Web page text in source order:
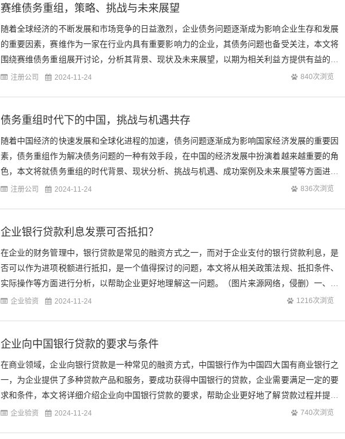
赛维债务重组，策略、挑战与未来展望
随着全球经济的不断发展和市场竞争的日益激烈，企业债务问题逐渐成为影响企业生存和发展
的重要因素，赛维作为一家在行业内具有重要影响力的企业，其债务问题也备受关注，本文将
围绕赛维债务重组展开讨论，分析其背景、现状及未来展望，以期为相关利益方提供有益的参
考。（图片来源网络，侵删）赛维债务重组背景赛维是一家在...
注册公司 2024-11-24 840次浏览
债务重组时代下的中国，挑战与机遇共存
随着中国经济的快速发展和全球化进程的加速，债务问题逐渐成为影响国家经济发展的重要因
素，债务重组作为解决债务问题的一种有效手段，在中国的经济发展中扮演着越来越重要的角
色，本文将就债务重组的时代背景、现状分析、挑战与机遇、成功案例及未来展望等方面进行
探讨。（图片来源网络，侵删）债务重组的时代背景近年来，...
注册公司 2024-11-24 836次浏览
企业银行贷款利息发票可否抵扣？
在企业的财务管理中，银行贷款是常见的融资方式之一，而对于企业支付的银行贷款利息，是
否可以作为进项税额进行抵扣，是一个值得探讨的问题，本文将从相关政策法规、抵扣条件、
实际操作等方面进行分析，以帮助企业更好地理解这一问题。（图片来源网络，侵删）一、政
策法规依据根据《中华人民共和国增值税暂行条例》（国务院...
企业验资 2024-11-24 1216次浏览
企业向中国银行贷款的要求与条件
在商业领域，企业向银行贷款是一种常见的融资方式，中国银行作为中国四大国有商业银行之
一，为企业提供了多种贷款产品和服务，要成功获得中国银行的贷款，企业需要满足一定的要
求和条件，本文将详细介绍企业向中国银行贷款的要求，帮助企业更好地了解贷款过程并提高
申请成功率。（图片来源网络，侵删）企业基本情况1、企业...
企业验资 2024-11-24 740次浏览